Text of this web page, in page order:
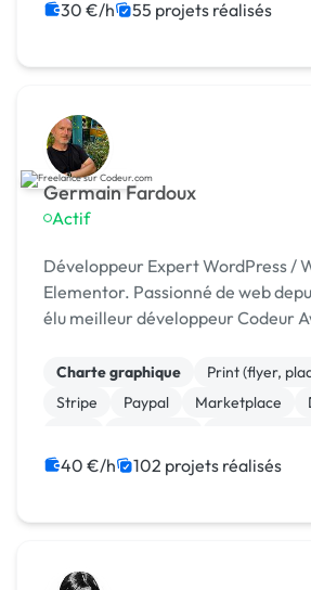
30 €/h 55 projets réalisés
Germain Fardoux
Actif
Développeur Expert WordPress /
Elementor. Passionné de web
élu meilleur développeur Codeur
Charte graphique
Print (flyer,
Stripe
Paypal Marketplace
Système de paiement
40 €/h 102 projets réalisés